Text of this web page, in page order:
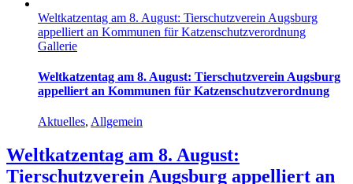
Weltkatzentag am 8. August: Tierschutzverein Augsburg
appelliert an Kommunen für Katzenschutzverordnung
Gallerie
Weltkatzentag am 8. August: Tierschutzverein Augsburg
appelliert an Kommunen für Katzenschutzverordnung
Aktuelles, Allgemein
Weltkatzentag am 8. August:
Tierschutzverein Augsburg appelliert an